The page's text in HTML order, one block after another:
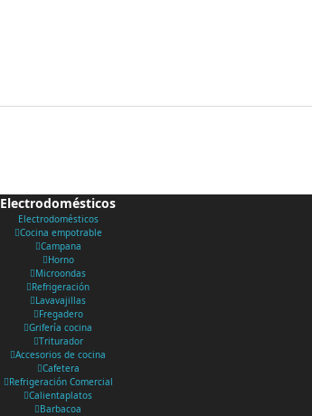
Electrodomésticos
Electrodomésticos
Cocina empotrable
Campana
Horno
Microondas
Refrigeración
Lavavajillas
Fregadero
Grifería cocina
Triturador
Accesorios de cocina
Cafetera
Refrigeración Comercial
Calientaplatos
Barbacoa